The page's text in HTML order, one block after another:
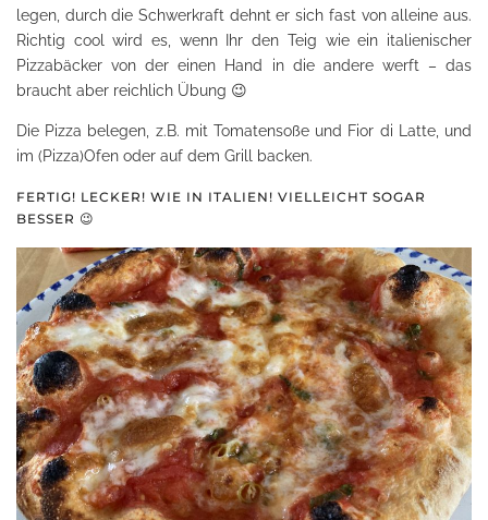
legen, durch die Schwerkraft dehnt er sich fast von alleine aus.
Richtig cool wird es, wenn Ihr den Teig wie ein italienischer
Pizzabäcker von der einen Hand in die andere werft – das
braucht aber reichlich Übung 😉
Die Pizza belegen, z.B. mit Tomatensoße und Fior di Latte, und
im (Pizza)Ofen oder auf dem Grill backen.
FERTIG! LECKER! WIE IN ITALIEN! VIELLEICHT SOGAR
BESSER 😉